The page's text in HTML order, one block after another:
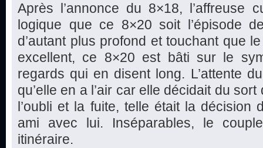
Après l’annonce du 8×18, l’affreuse
logique que ce 8×20 soit l’épisode
d’autant plus profond et touchant que
excellent, ce 8×20 est bâti sur le
regards qui en disent long. L’attente
qu’elle en a l’air car elle décidait du
l’oubli et la fuite, telle était la décision
ami avec lui. Inséparables, le
itinéraire.